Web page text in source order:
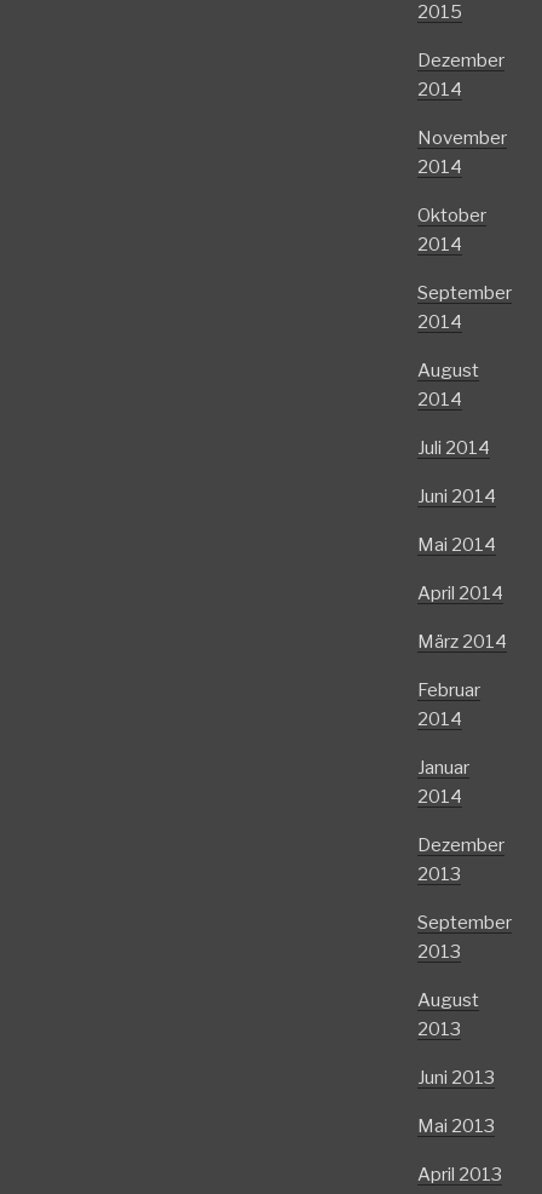
2015
Dezember
2014
November
2014
Oktober
2014
September
2014
August
2014
Juli 2014
Juni 2014
Mai 2014
April 2014
März 2014
Februar
2014
Januar
2014
Dezember
2013
September
2013
August
2013
Juni 2013
Mai 2013
April 2013